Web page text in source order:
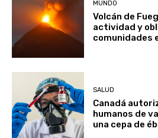
Volcán de
actividad y
comunidades
Canadá
humanos de
una cepa de